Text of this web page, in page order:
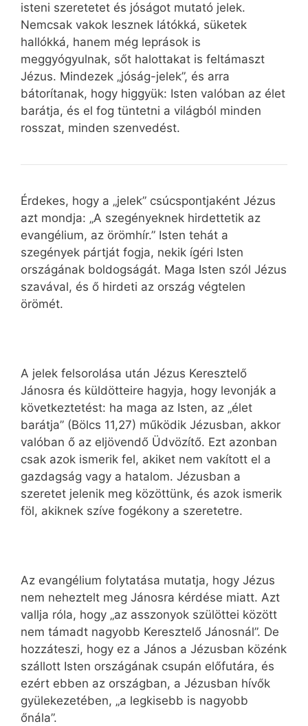
isteni szeretetet és jóságot mutató jelek.
Nemcsak vakok lesznek látókká, süketek
hallókká, hanem még leprások is
meggyógyulnak, sőt halottakat is feltámaszt
Jézus. Mindezek „jóság-jelek”, és arra
bátorítanak, hogy higgyük: Isten valóban az élet
barátja, és el fog tüntetni a világból minden
rosszat, minden szenvedést.
Érdekes, hogy a „jelek” csúcspontjaként Jézus
azt mondja: „A szegényeknek hirdettetik az
evangélium, az örömhír.” Isten tehát a
szegények pártját fogja, nekik ígéri Isten
országának boldogságát. Maga Isten szól Jézus
szavával, és ő hirdeti az ország végtelen
örömét.
A jelek felsorolása után Jézus Keresztelő
Jánosra és küldötteire hagyja, hogy levonják a
következtetést: ha maga az Isten, az „élet
barátja” (Bölcs 11,27) működik Jézusban, akkor
valóban ő az eljövendő Üdvözítő. Ezt azonban
csak azok ismerik fel, akiket nem vakított el a
gazdagság vagy a hatalom. Jézusban a
szeretet jelenik meg közöttünk, és azok ismerik
föl, akiknek szíve fogékony a szeretetre.
Az evangélium folytatása mutatja, hogy Jézus
nem neheztelt meg Jánosra kérdése miatt. Azt
vallja róla, hogy „az asszonyok szülöttei között
nem támadt nagyobb Keresztelő Jánosnál”. De
hozzáteszi, hogy ez a János a Jézusban közénk
szállott Isten országának csupán előfutára, és
ezért ebben az országban, a Jézusban hívők
gyülekezetében, „a legkisebb is nagyobb
őnála”.